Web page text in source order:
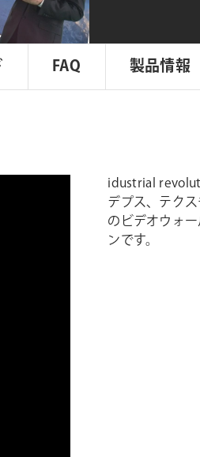
FAQ 製品情報
idustrial
デプス、テク
のビデオウォ
ンです。